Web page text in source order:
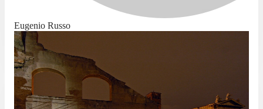
Eugenio Russo